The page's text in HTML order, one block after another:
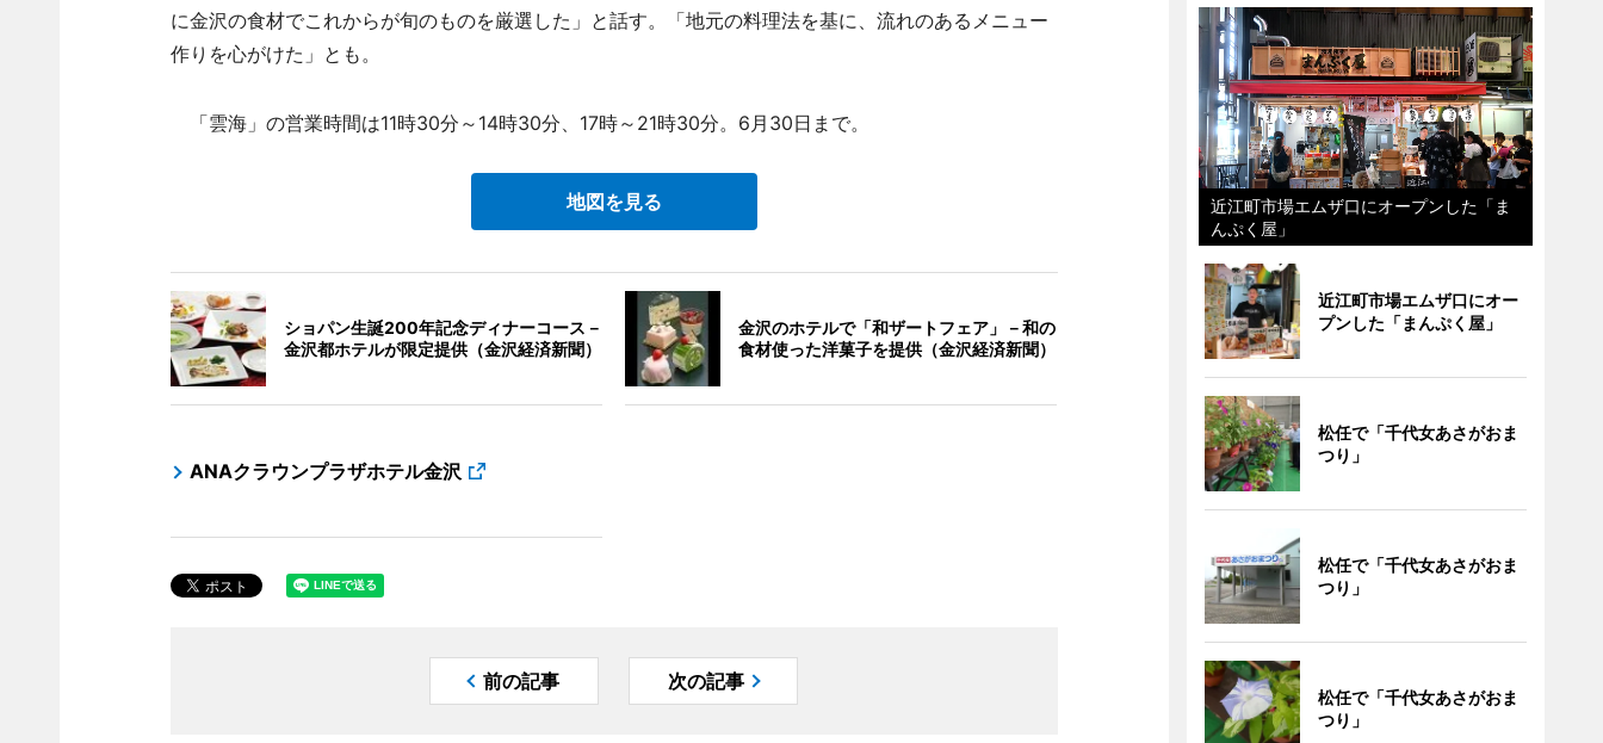
に金沢の食材でこれからが旬のものを厳選した」と話す。「地元の料理法を基に、流れのあるメニュー
作りを心がけた」とも。
「雲海」の営業時間は11時30分～14時30分、17時～21時30分。6月30日まで。
地図を見る
ショパン生誕200年記念ディナーコース－
金沢都ホテルが限定提供（金沢経済新聞）
金沢のホテルで「和ザートフェア」－和の
食材使った洋菓子を提供（金沢経済新聞）
ANAクラウンプラザホテル金沢
前の記事 次の記事
近江町市場エムザ口にオープンした「ま
んぷく屋」
近江町市場エムザ口にオー
プンした「まんぷく屋」
松任で「千代女あさがおま
つり」
松任で「千代女あさがおま
つり」
松任で「千代女あさがおま
つり」